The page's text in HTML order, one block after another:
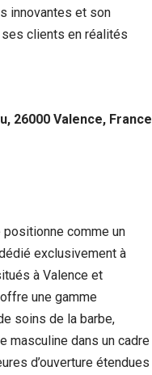
innovantes et son
clients en réalités
26000 Valence, France
positionne comme un
exclusivement à
à Valence et
une gamme
soins de la barbe,
masculine dans un cadre
d’ouverture étendues